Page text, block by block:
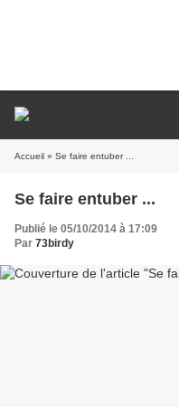
Accueil » Se faire entuber ...
Se faire entuber ...
Publié le 05/10/2014 à 17:09
Par 73birdy